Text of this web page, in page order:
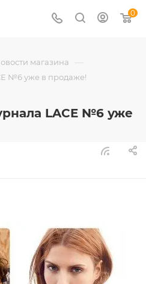
0
магазина —
№6 уже в продаже!
LACE №6 уже